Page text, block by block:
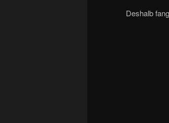
Deshalb